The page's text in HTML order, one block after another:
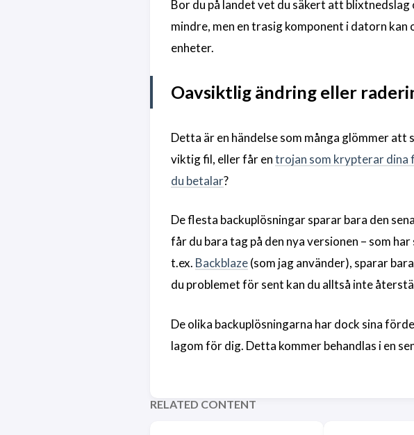
Bor du på landet vet du säkert att
mindre, men en trasig komponent i datorn
enheter.
Oavsiktlig ändring eller
Detta är en händelse som många glömmer att
viktig fil, eller får entrojan som krypterar dina
du betalar?
De flesta backuplösningar sparar bara den
får du bara tag på den nya versionen – som har
t.ex. Backblaze(som jag använder), sparar
du problemet för sent kan du alltså inte
De olika backuplösningarna har dock sina
lagom för dig. Detta kommer behandlas i en
RELATED CONTENT